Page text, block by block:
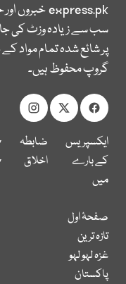
express.pkخبروں
سب سے زیادہ وزٹ کی
پر شائع شدہ تمام مواد
گروپ محفوظ ہیں۔
ایکسپریس
کے بارے
میں
ضابطہ
اخلاق
صفحۂ اول
تازہ ترین
غزہ لہو لہو
پاکستان